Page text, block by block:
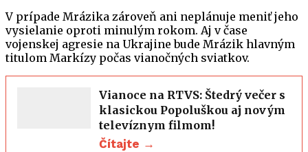
V prípade Mrázika zároveň ani neplánuje meniť jeho
vysielanie oproti minulým rokom. Aj v čase
vojenskej agresie na Ukrajine bude Mrázik hlavným
titulom Markízy počas vianočných sviatkov.
Vianoce na RTVS: Štedrý večer s
klasickou Popoluškou aj novým
televíznym filmom!
Čítajte →